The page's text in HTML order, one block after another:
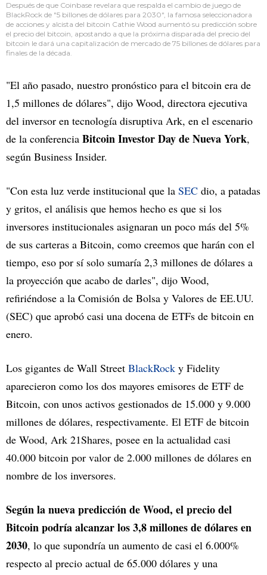
Después de que Coinbase revelara que respalda el cambio de juego de
BlackRock de "5 billones de dólares para 2030", la famosa seleccionadora
de acciones y alcista del bitcoin Cathie Wood aumentó su predicción sobre
el precio del bitcoin, apostando a que la próxima disparada del precio del
bitcoin le dará una capitalización de mercado de 75 billones de dólares para
finales de la década.
"El año pasado, nuestro pronóstico para el bitcoin era de
1,5 millones de dólares", dijo Wood, directora ejecutiva
del inversor en tecnología disruptiva Ark, en el escenario
de la conferencia Bitcoin Investor Day de Nueva York,
según Business Insider.
"Con esta luz verde institucional que la SEC dio, a patadas
y gritos, el análisis que hemos hecho es que si los
inversores institucionales asignaran un poco más del 5%
de sus carteras a Bitcoin, como creemos que harán con el
tiempo, eso por sí solo sumaría 2,3 millones de dólares a
la proyección que acabo de darles", dijo Wood,
refiriéndose a la Comisión de Bolsa y Valores de EE.UU.
(SEC) que aprobó casi una docena de ETFs de bitcoin en
enero.
Los gigantes de Wall Street BlackRock y Fidelity
aparecieron como los dos mayores emisores de ETF de
Bitcoin, con unos activos gestionados de 15.000 y 9.000
millones de dólares, respectivamente. El ETF de bitcoin
de Wood, Ark 21Shares, posee en la actualidad casi
40.000 bitcoin por valor de 2.000 millones de dólares en
nombre de los inversores.
Según la nueva predicción de Wood, el precio del
Bitcoin podría alcanzar los 3,8 millones de dólares en
2030, lo que supondría un aumento de casi el 6.000%
respecto al precio actual de 65.000 dólares y una